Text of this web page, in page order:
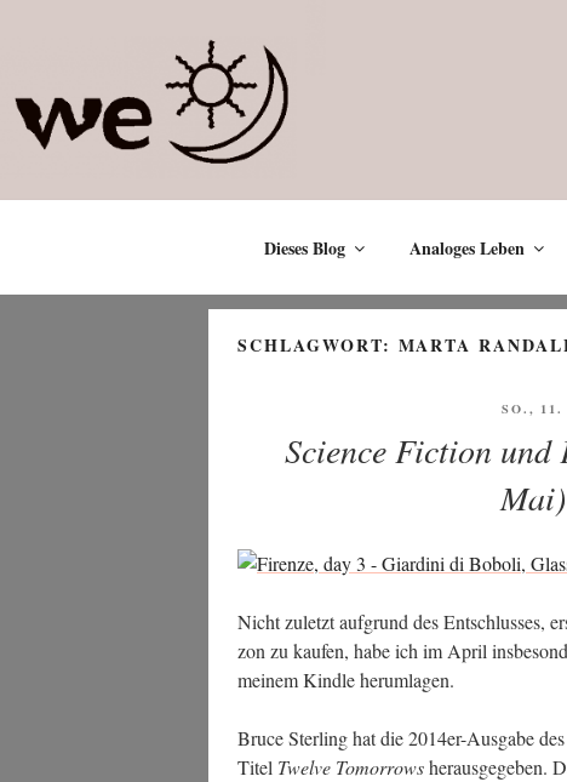
Dieses Blog Analoges Leben
SCHLAGWORT: MARTA
SO.,
Science Fiction
Nicht zuletzt auf­grund des Ent­schlus­ses,
zon zu kau­fen, habe ich im April
mei­nem Kind­le herumlagen.
Bruce Ster­ling hat die 2014er-Aus­ga­be
Titel Twel­ve Tomor­rowsher­aus­ge­ge­ben.